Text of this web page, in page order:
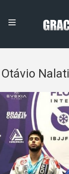
Otávio Nalati